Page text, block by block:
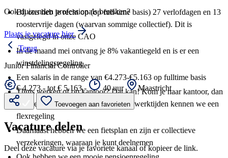
Bij ons heb je recht op (op full-time basis) 27 verlofdagen en 13
roostervrije dagen (waarvan sommige collectief). Dit is
vastgelegd in onze CAO
In de maand mei ontvang je 8% vakantiegeld en is er een
winstdelingsregeling
Een salaris in de range van €4.273-€5.163 op fulltime basis
Thuis werken of op kantoor? Dat kan! Kom je naar kantoor, dan
is er reiskostenregeling. Ook voor je werktijden kennen we een
flexregeling
Daarnaast hebben we een fietsplan en zijn er collectieve
verzekeringen, waaraan je kunt deelnemen
Ook duizenden professionals bereiken?
Plaats je vacature hier
Terug
Junior Financial Controller
€ 4.273,- tot € 5.163,- 40 uur Maastricht
Toevoegen aan favorieten
Vacature delen
Deel deze vacature via je favoriete kanaal of kopieer de link.